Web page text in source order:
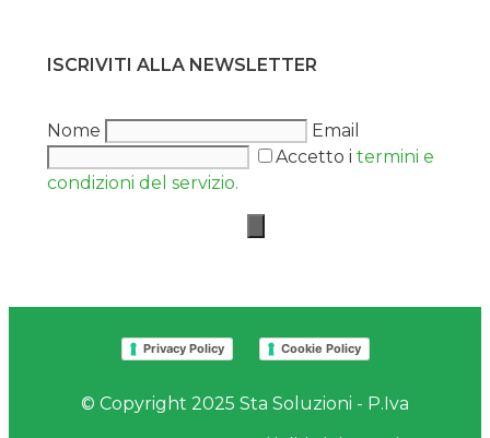
ISCRIVITI ALLA NEWSLETTER
Nome
Email
Accetto i termini e
condizioni del servizio.
Privacy Policy Cookie Policy
© Copyright 2025 Sta Soluzioni - P.Iva